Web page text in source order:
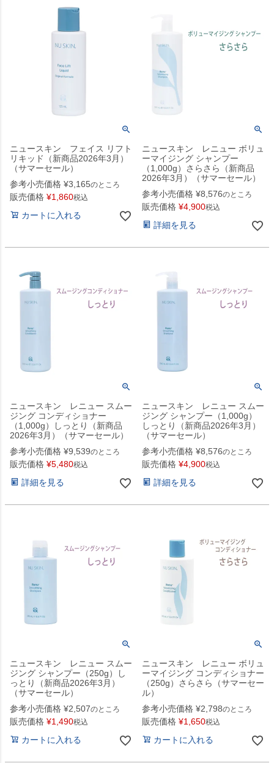
ニュースキン フェイス リフト
リキッド（新商品2026年3月）
（サマーセール）
参考小売価格 ¥3,165のところ
販売価格 ¥1,860税込
カートに入れる
ニュースキン レニュー ボリュ
ーマイジング シャンプー
（1,000g）さらさら（新商品
2026年3月）（サマーセール）
参考小売価格 ¥8,576のところ
販売価格 ¥4,900税込
詳細を見る
ニュースキン レニュー スムー
ジング コンディショナー
（1,000g）しっとり（新商品
2026年3月）（サマーセール）
参考小売価格 ¥9,539のところ
販売価格 ¥5,480税込
詳細を見る
ニュースキン レニュー スムー
ジング シャンプー（1,000g）
しっとり（新商品2026年3月）
（サマーセール）
参考小売価格 ¥8,576のところ
販売価格 ¥4,900税込
詳細を見る
ニュースキン レニュー スムー
ジング シャンプー（250g）し
っとり（新商品2026年3月）
（サマーセール）
参考小売価格 ¥2,507のところ
販売価格 ¥1,490税込
カートに入れる
ニュースキン レニュー ボリュ
ーマイジング コンディショナー
（250g）さらさら（サマーセー
ル）
参考小売価格 ¥2,798のところ
販売価格 ¥1,650税込
カートに入れる